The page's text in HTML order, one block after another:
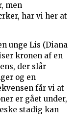
men
har vi her at
unge Lis (Diana
kronen af en
der slår
og en
får vi at
er gået under,
stadig kan